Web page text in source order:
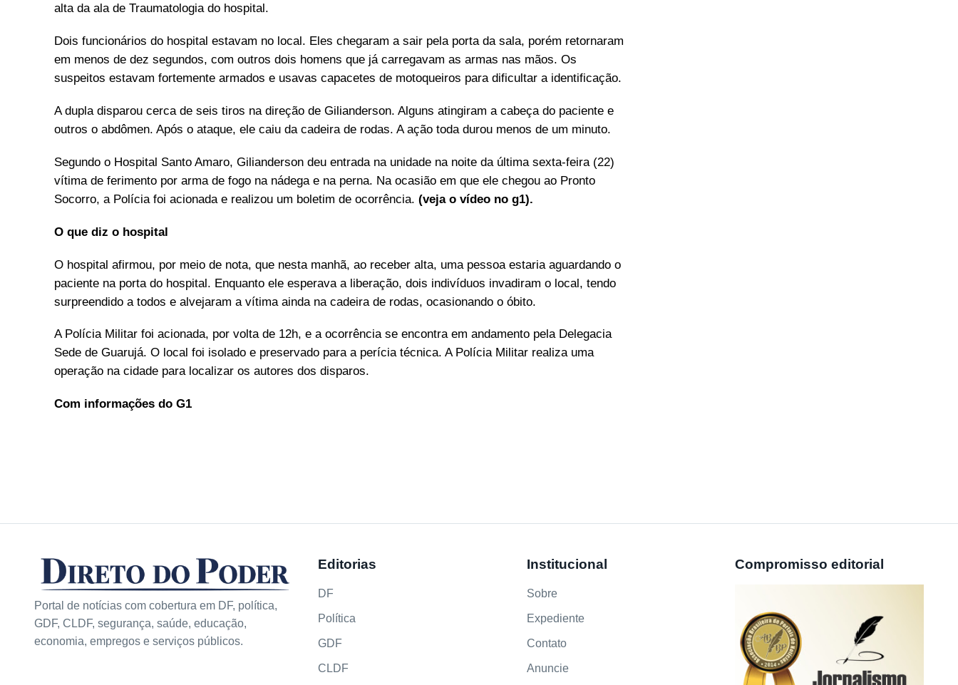
alta da ala de Traumatologia do hospital.
Dois funcionários do hospital estavam no local. Eles chegaram a sair pela porta da sala, porém retornaram
em menos de dez segundos, com outros dois homens que já carregavam as armas nas mãos. Os
suspeitos estavam fortemente armados e usavas capacetes de motoqueiros para dificultar a identificação.
A dupla disparou cerca de seis tiros na direção de Gilianderson. Alguns atingiram a cabeça do paciente e
outros o abdômen. Após o ataque, ele caiu da cadeira de rodas. A ação toda durou menos de um minuto.
Segundo o Hospital Santo Amaro, Gilianderson deu entrada na unidade na noite da última sexta-feira (22)
vítima de ferimento por arma de fogo na nádega e na perna. Na ocasião em que ele chegou ao Pronto
Socorro, a Polícia foi acionada e realizou um boletim de ocorrência. (veja o vídeo no g1).
O que diz o hospital
O hospital afirmou, por meio de nota, que nesta manhã, ao receber alta, uma pessoa estaria aguardando o
paciente na porta do hospital. Enquanto ele esperava a liberação, dois indivíduos invadiram o local, tendo
surpreendido a todos e alvejaram a vítima ainda na cadeira de rodas, ocasionando o óbito.
A Polícia Militar foi acionada, por volta de 12h, e a ocorrência se encontra em andamento pela Delegacia
Sede de Guarujá. O local foi isolado e preservado para a perícia técnica. A Polícia Militar realiza uma
operação na cidade para localizar os autores dos disparos.
Com informações do G1
Portal de notícias com cobertura em DF, política,
GDF, CLDF, segurança, saúde, educação,
economia, empregos e serviços públicos.
Editorias
DF
Política
GDF
CLDF
Institucional
Sobre
Expediente
Contato
Anuncie
Compromisso editorial